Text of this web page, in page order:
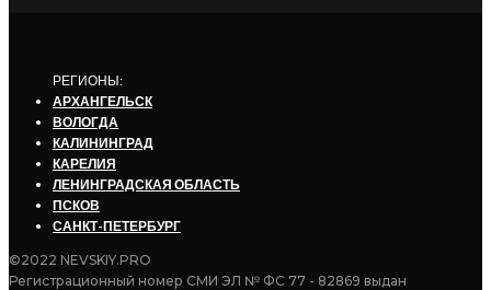
РЕГИОНЫ:
АРХАНГЕЛЬСК
ВОЛОГДА
КАЛИНИНГРАД
КАРЕЛИЯ
ЛЕНИНГРАДСКАЯ ОБЛАСТЬ
ПСКОВ
САНКТ-ПЕТЕРБУРГ
©2022 NEVSKIY.PRO
Регистрационный номер СМИ ЭЛ № ФС 77 - 82869 выдан